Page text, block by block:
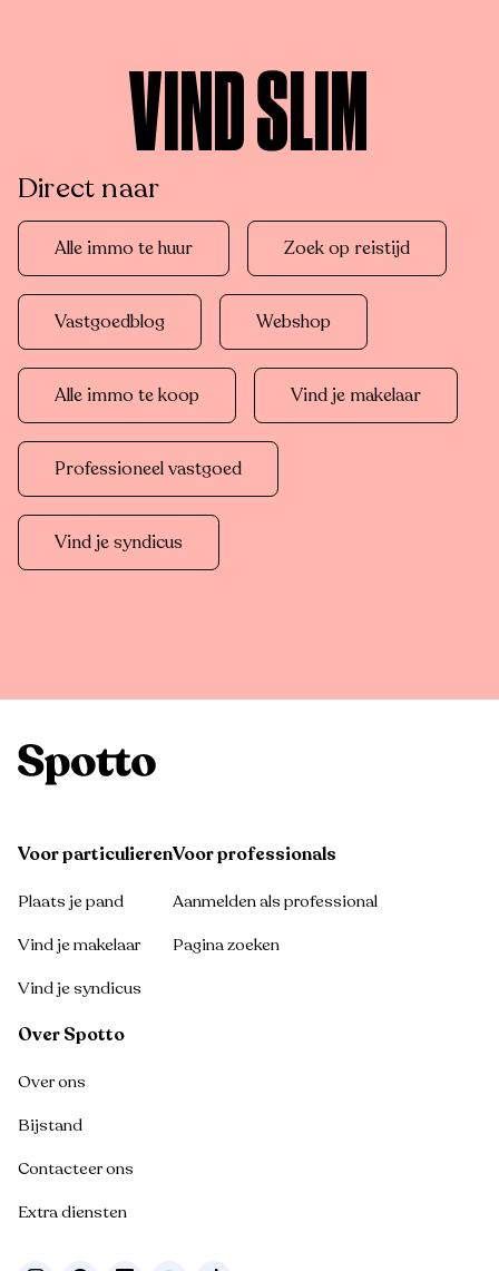
VIND SLIM
Direct naar
Alle immo te huur Zoek op reistijd
Vastgoedblog Webshop
Alle immo te koop Vind je makelaar
Professioneel vastgoed
Vind je syndicus
Voor particulieren
Plaats je pand
Vind je makelaar
Vind je syndicus
Voor professionals
Aanmelden als professional
Pagina zoeken
Over Spotto
Over ons
Bijstand
Contacteer ons
Extra diensten